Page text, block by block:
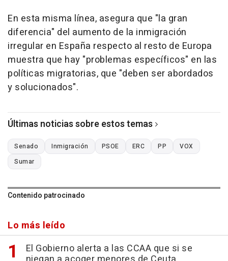
En esta misma línea, asegura que "la gran
diferencia" del aumento de la inmigración
irregular en España respecto al resto de Europa
muestra que hay "problemas específicos" en las
políticas migratorias, que "deben ser abordados
y solucionados".
Últimas noticias sobre estos temas
Senado Inmigración PSOE ERC PP
VOX
Sumar
Contenido patrocinado
Lo más leído
El Gobierno alerta a las CCAA que si se